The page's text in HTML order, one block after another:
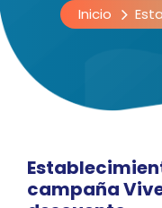
Inicio
campaña